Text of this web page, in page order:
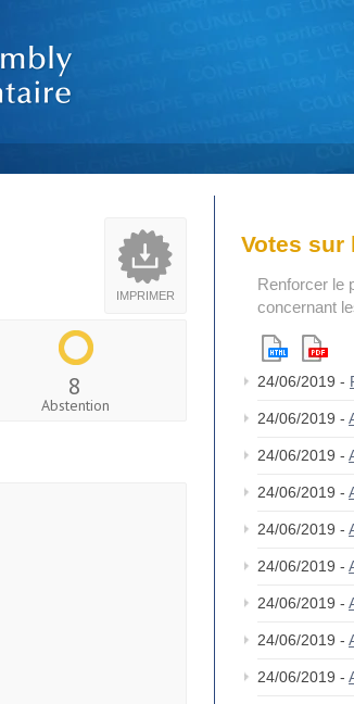
IMPRIMER
8
Abstention
Votes sur
Renforcer le
concernant
24/06/2019 -
24/06/2019 -
24/06/2019 -
24/06/2019 -
24/06/2019 -
24/06/2019 -
24/06/2019 -
24/06/2019 -
24/06/2019 -